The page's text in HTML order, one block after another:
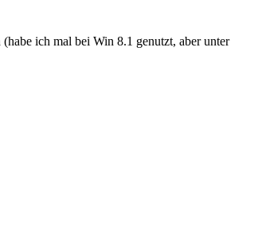
ich mal bei Win 8.1 genutzt, aber unter